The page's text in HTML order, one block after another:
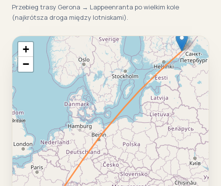
Przebieg trasy Gerona → Lappeenranta po wielkim kole
(najkrótsza droga między lotniskami).
+
−